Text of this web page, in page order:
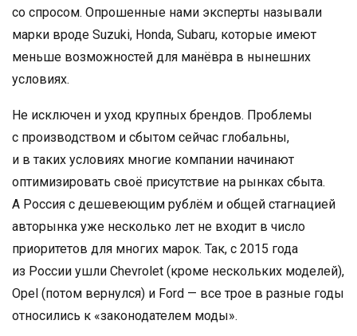
со спросом. Опрошенные нами эксперты называли
марки вроде Suzuki, Honda, Subaru, которые имеют
меньше возможностей для манёвра в нынешних
условиях.
Не исключен и уход крупных брендов. Проблемы
с производством и сбытом сейчас глобальны,
и в таких условиях многие компании начинают
оптимизировать своё присутствие на рынках сбыта.
А Россия с дешевеющим рублём и общей стагнацией
авторынка уже несколько лет не входит в число
приоритетов для многих марок. Так, с 2015 года
из России ушли Сhevrolet (кроме нескольких моделей),
Opel (потом вернулся) и Ford — все трое в разные годы
относились к «законодателем моды».